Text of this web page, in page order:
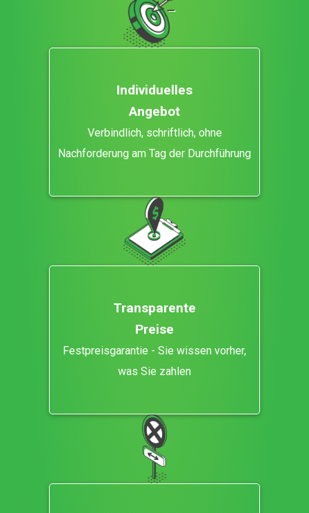
Individuelles
Angebot
Verbindlich, schriftlich, ohne
Nachforderung am Tag der Durchführung
Transparente
Preise
Festpreisgarantie - Sie wissen vorher,
was Sie zahlen